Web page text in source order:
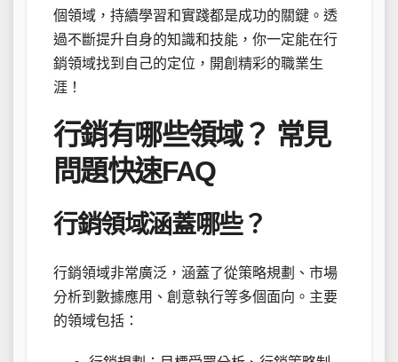
個領域，持續學習和實踐都是成功的關鍵。透
過不斷提升自身的知識和技能，你一定能在行
銷領域找到自己的定位，開創精彩的職業生
涯！
行銷有哪些領域？ 常見
問題快速FAQ
行銷領域涵蓋哪些？
行銷領域非常廣泛，涵蓋了從策略規劃、市場
分析到數據應用、創意執行等多個面向。主要
的領域包括：